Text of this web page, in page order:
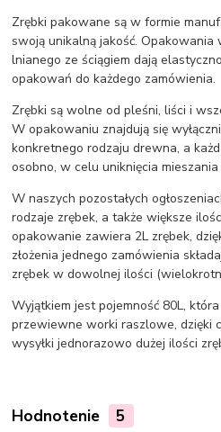
Zrębki pakowane są w formie
swoją unikalną jakość.
lnianego ze ściągiem dają
opakowań do każdego zamówienia.
Zrębki są wolne od pleśni, liści i
W opakowaniu znajdują się
konkretnego rodzaju drewna, a
osobno, w celu uniknięcia mieszania
W naszych pozostałych
rodzaje zrębek, a także większe
opakowanie zawiera 2L zrębek,
złożenia jednego zamówienia
zrębek w dowolnej ilości
Wyjątkiem jest pojemność 80L,
przewiewne worki raszlowe, dzięki
wysyłki jednorazowo dużej ilości
Hodnotenie 5